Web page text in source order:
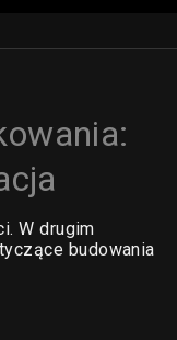
W drugim
budowania